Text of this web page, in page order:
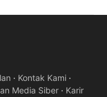
· Kontak Kami·
Media Siber· Karir